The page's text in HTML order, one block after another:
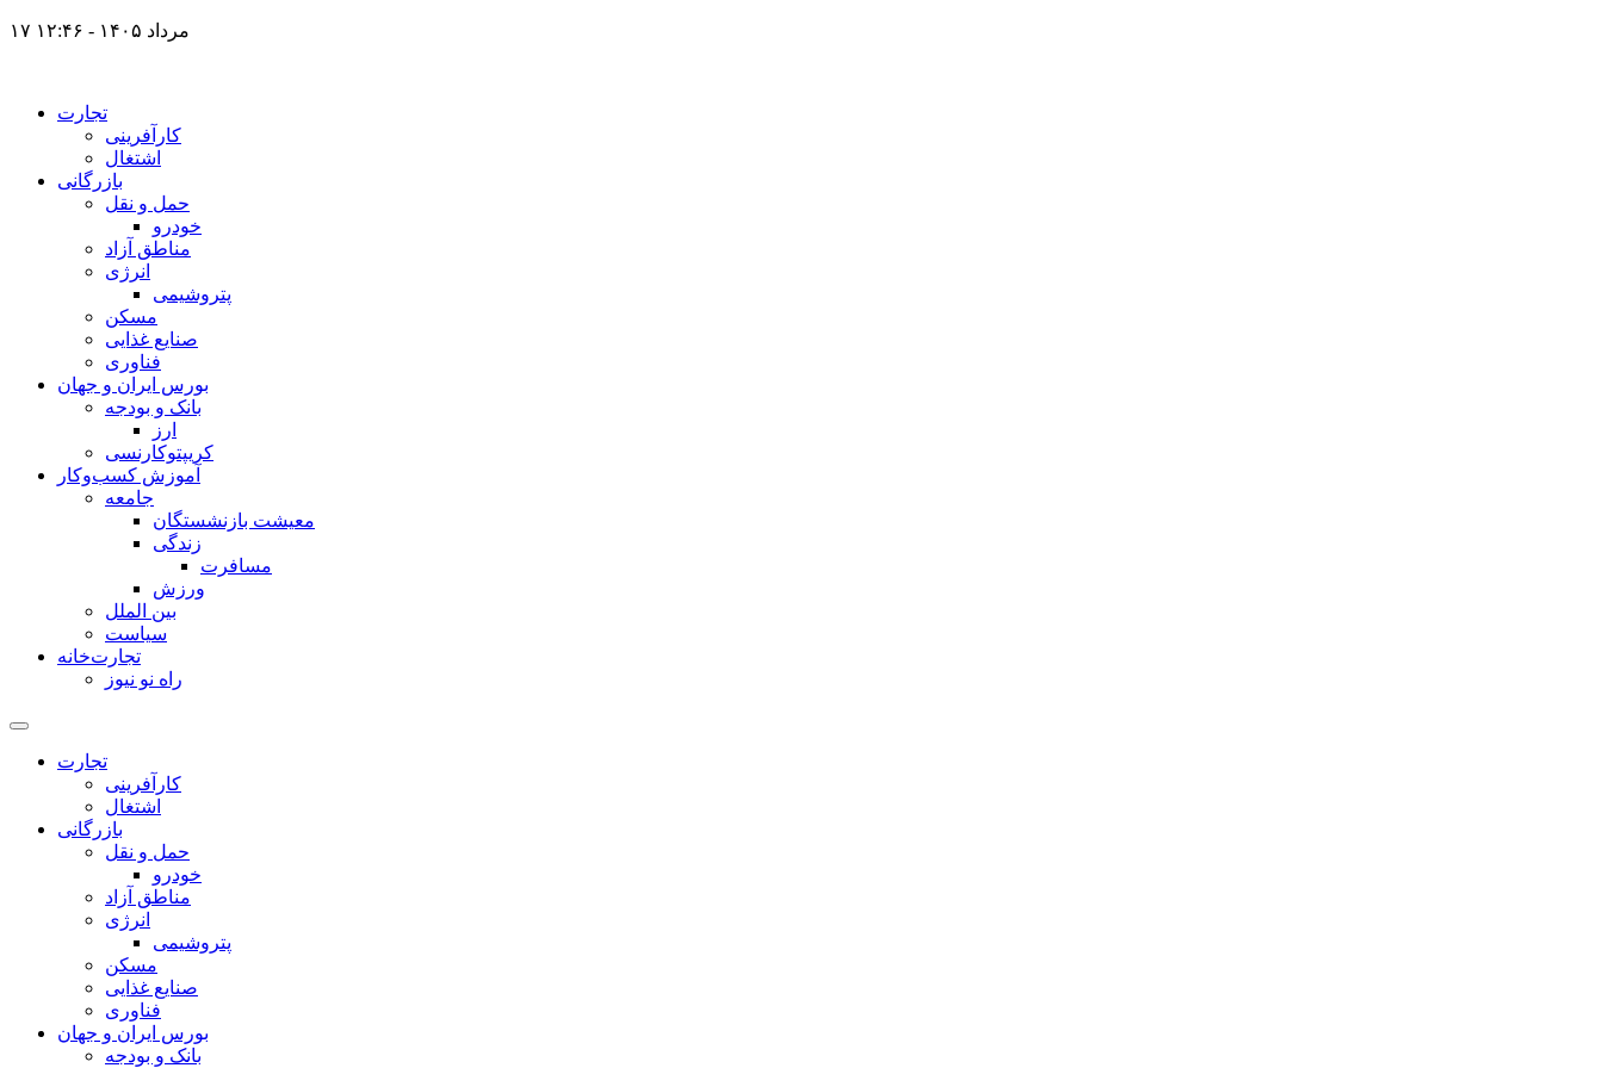
۱۷ مرداد ۱۴۰۵ - ۱۲:۴۶
تجارت
کارآفرینی
اشتغال
بازرگانی
حمل و نقل
خودرو
مناطق آزاد
انرژی
پتروشیمی
مسکن
صنایع غذایی
فناوری
بورس ایران و جهان
بانک و بودجه
ارز
کریپتوکارنسی
آموزش کسب‌وکار
جامعه
معیشت بازنشستگان
زندگی
مسافرت
ورزش
بین الملل
سیاست
تجارت‌خانه
راه نو نیوز
تجارت
کارآفرینی
اشتغال
بازرگانی
حمل و نقل
خودرو
مناطق آزاد
انرژی
پتروشیمی
مسکن
صنایع غذایی
فناوری
بورس ایران و جهان
بانک و بودجه